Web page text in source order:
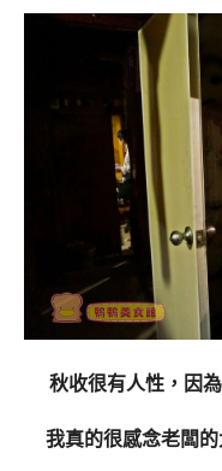
秋收很有人性，因
我真的很感念老闆